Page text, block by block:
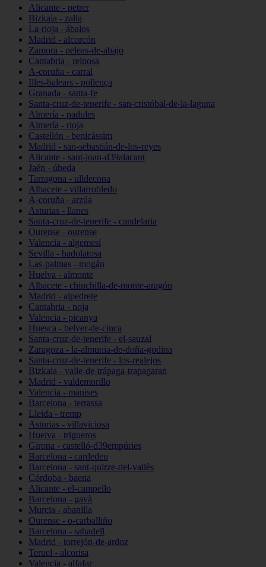
Alicante - petrer
Bizkaia - zalla
La-rioja - ábalos
Madrid - alcorcón
Zamora - peleas-de-abajo
Cantabria - reinosa
A-coruña - carral
Illes-balears - pollença
Granada - santa-fe
Santa-cruz-de-tenerife - san-cristóbal-de-la-laguna
Almería - padules
Almería - rioja
Castellón - benicàssim
Madrid - san-sebastián-de-los-reyes
Alicante - sant-joan-d39alacant
Jaén - úbeda
Tarragona - ulldecona
Albacete - villarrobledo
A-coruña - arzúa
Asturias - llanes
Santa-cruz-de-tenerife - candelaria
Ourense - ourense
Valencia - algemesí
Sevilla - badolatosa
Las-palmas - mogán
Huelva - almonte
Albacete - chinchilla-de-monte-aragón
Madrid - alpedrete
Cantabria - noja
Valencia - picanya
Huesca - belver-de-cinca
Santa-cruz-de-tenerife - el-sauzal
Zaragoza - la-almunia-de-doña-godina
Santa-cruz-de-tenerife - los-realejos
Bizkaia - valle-de-trápaga-trapagaran
Madrid - valdemorillo
Valencia - manises
Barcelona - terrassa
Lleida - tremp
Asturias - villaviciosa
Huelva - trigueros
Girona - castelló-d39empúries
Barcelona - cardedeu
Barcelona - sant-quirze-del-vallès
Córdoba - baena
Alicante - el-campello
Barcelona - gavà
Murcia - abanilla
Ourense - o-carballiño
Barcelona - sabadell
Madrid - torrejón-de-ardoz
Teruel - alcorisa
Valencia - alfafar